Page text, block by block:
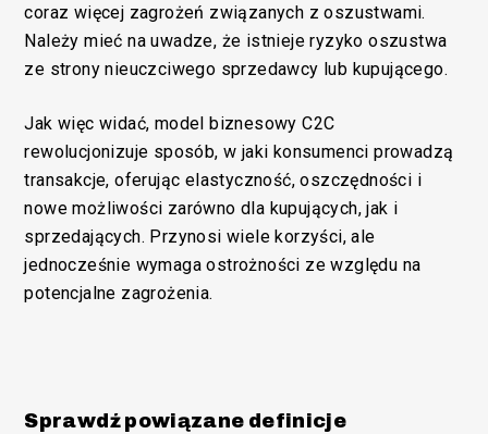
coraz więcej zagrożeń związanych z oszustwami.
Należy mieć na uwadze, że istnieje ryzyko oszustwa
ze strony nieuczciwego sprzedawcy lub kupującego.
Jak więc widać, model biznesowy C2C
rewolucjonizuje sposób, w jaki konsumenci prowadzą
transakcje, oferując elastyczność, oszczędności i
nowe możliwości zarówno dla kupujących, jak i
sprzedających. Przynosi wiele korzyści, ale
jednocześnie wymaga ostrożności ze względu na
potencjalne zagrożenia.
Sprawdź powiązane definicje